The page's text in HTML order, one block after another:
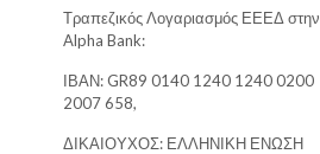
Τραπεζικός Λογαριασμός ΕΕΕΔ στην
Alpha Bank:
ΙΒΑΝ: GR89 0140 1240 1240 0200
2007 658,
ΔΙΚΑΙΟΥΧΟΣ: ΕΛΛΗΝΙΚΗ ΕΝΩΣΗ